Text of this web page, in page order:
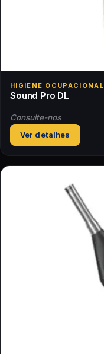
HIGIENE OCUPACIONAL
Sound Pro DL
Consulte-nos
Ver detalhes